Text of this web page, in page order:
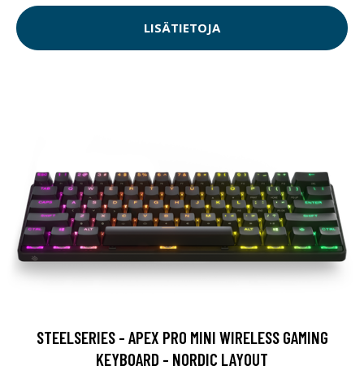
LISÄTIETOJA
STEELSERIES - APEX PRO MINI WIRELESS GAMING
KEYBOARD - NORDIC LAYOUT